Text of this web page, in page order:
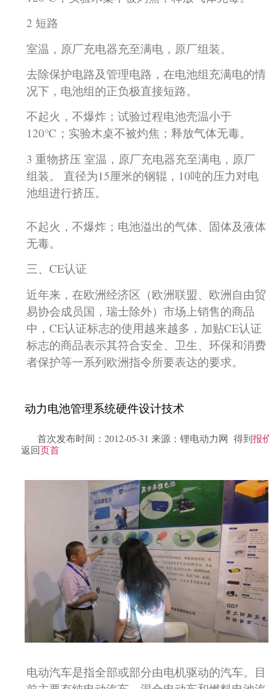
2 短路
室温，原厂充电器充至满电，原厂组装。
去除保护电路及管理电路，在电池组充满电的情
况下，电池组的正负极直接短路。
不起火，不爆炸；试验过程电池壳温小于
120℃；实验木桌不被灼焦；释放气体无毒。
3 重物挤压 室温，原厂充电器充至满电，原厂
组装。 直径为15厘米的钢辊，10吨的压力对电
池组进行挤压。
不起火，不爆炸；电池溢出的气体、固体及液体
无毒。
三、CE认证
近年来，在欧洲经济区（欧洲联盟、欧洲自由贸
易协会成员国，瑞士除外）市场上销售的商品
中，CE认证标志的使用越来越多，加贴CE认证
标志的商品表示其符合安全、卫生、环保和消费
者保护等一系列欧洲指令所要表达的要求。
动力电池管理系统硬件设计技术
首次发布时间：2012-05-31 来源：锂电动力网 得到报
返回页首
电动汽车是指全部或部分由电机驱动的汽车。目